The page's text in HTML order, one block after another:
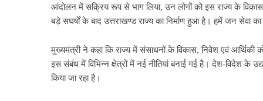
आंदोलन में सक्रिय रूप से भाग लिया, उन लोगों को इस राज्य के
बड़े सघर्षों के बाद उत्तराखण्ड राज्य का निर्माण हुआ है। हमें जन सेवा
मुख्यमंत्री ने कहा कि राज्य में संसाधनों के विकास, निवेश एवं आर्थिकी
इस संबंध में विभिन्न क्षेत्रों में नई नीतियां बनाई गई है। देश-विदेश
किया जा रहा है।